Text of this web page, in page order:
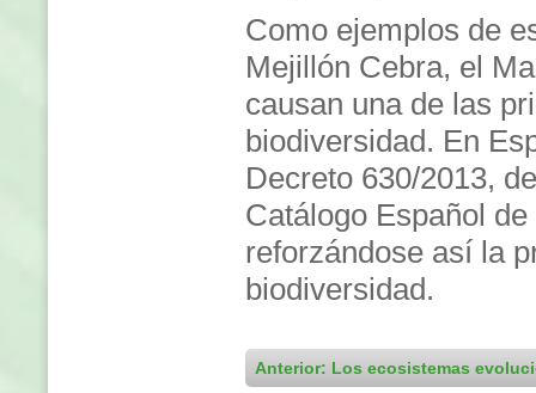
Como ejemplos de
Mejillón Cebra, el
causan una de las
biodiversidad. En
Decreto 630/2013,
Catálogo Español
reforzándose así la
biodiversidad.
Anterior: Los ecosistemas